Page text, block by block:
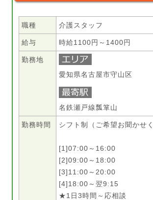
職種 介護スタッフ
給与 時給1100円～1400円
勤務地
愛知県名古屋市守山区
名鉄瀬戸線瓢箪山
勤務時間 シフト制（ご希望お聞かせ
[1]07:00～16:00
[2]09:00～18:00
[3]11:00～20:00
[4]18:00～翌9:15
★1日3時間～応相談